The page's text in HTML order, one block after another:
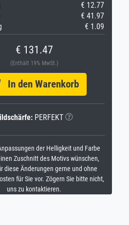
€ 12.77
€ 41.97
€ 1.09
€ 131.47
(Enthält 19% MwSt.)
In den Warenkorb
PERFEKT
der Helligkeit und Farbe
Zuschnitt des Motivs wünschen,
diese Änderungen gerne und ohne
für Sie vor. Zögern Sie bitte nicht,
uns zu kontaktieren.